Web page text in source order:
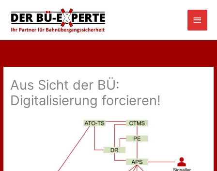
Inhalt
springen
Aus Sicht der BÜ:
Digitalisierung forcieren!